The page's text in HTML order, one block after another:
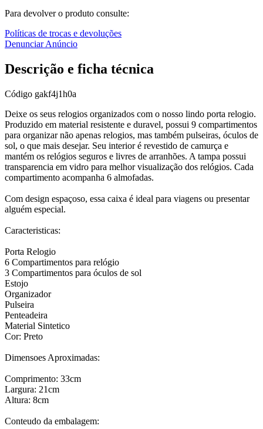
Para devolver o produto consulte:
Políticas de trocas e devoluções
Denunciar Anúncio
Descrição e ficha técnica
Código gakf4j1h0a
Deixe os seus relogios organizados com o nosso lindo porta relogio.
Produzido em material resistente e duravel, possui 9 compartimentos
para organizar não apenas relogios, mas também pulseiras, óculos de
sol, o que mais desejar. Seu interior é revestido de camurça e
mantém os relógios seguros e livres de arranhões. A tampa possui
transparencia em vidro para melhor visualização dos relógios. Cada
compartimento acompanha 6 almofadas.
Com design espaçoso, essa caixa é ideal para viagens ou presentar
alguém especial.
Caracteristicas:
Porta Relogio
6 Compartimentos para relógio
3 Compartimentos para óculos de sol
Estojo
Organizador
Pulseira
Penteadeira
Material Sintetico
Cor: Preto
Dimensoes Aproximadas:
Comprimento: 33cm
Largura: 21cm
Altura: 8cm
Conteudo da embalagem: